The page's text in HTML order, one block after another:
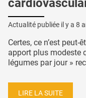
Actualité publiée il y a 8
Certes, ce n’est
apport plus modeste
légumes par jour »
LIRE LA SUITE